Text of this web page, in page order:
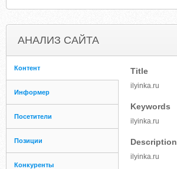
АНАЛИЗ САЙТА
Контент
Информер
Посетители
Позиции
Конкуренты
Title
ilyinka.ru
Keywords
ilyinka.ru
Description
ilyinka.ru